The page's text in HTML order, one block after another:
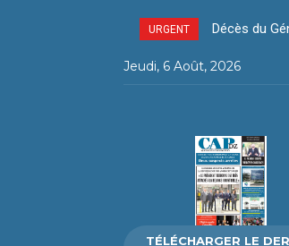
URGENT Décès du
Jeudi, 6 Août, 2026
TÉLÉCHARGER LE